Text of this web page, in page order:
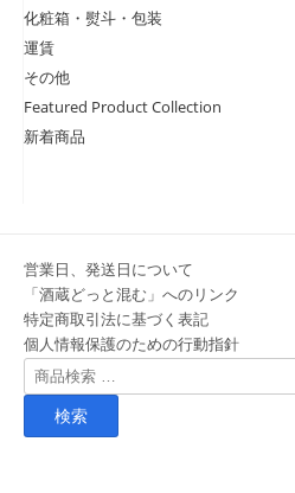
化粧箱・熨斗・包装
運賃
その他
Featured Product Collection
新着商品
営業日、発送日について
「酒蔵どっと混む」へのリンク
特定商取引法に基づく表記
個人情報保護のための行動指針
検
索
象: